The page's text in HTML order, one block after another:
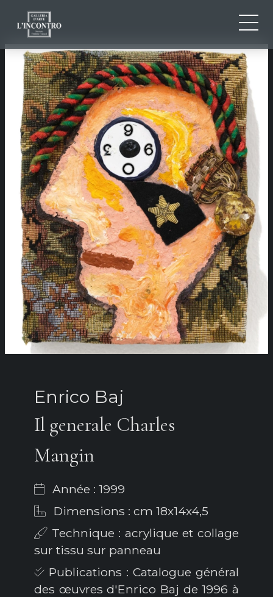
IT
EN
FR
QUI SOMMES-NOU
NEWS ED EVENTS
ARTISTES ET ŒUVRES
EXPOSITIONS
CONTACTS
Enrico Baj
Il generale Charles
Mangin
Année : 1999
Dimensions : cm 18x14x4,5
Technique : acrylique et collage
sur tissu sur panneau
Publications : Catalogue général
des œuvres d'Enrico Baj de 1996 à